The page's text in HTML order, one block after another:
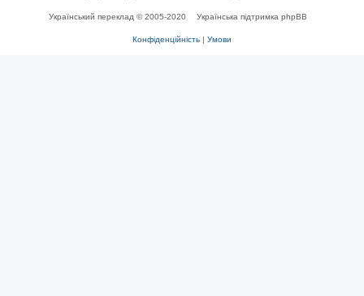
Український переклад © 2005-2020 Українська підтримка phpBB
Конфіденційність | Умови